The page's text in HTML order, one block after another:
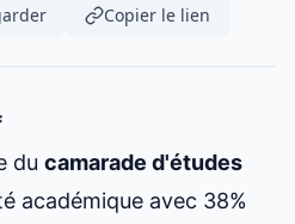
Copier le lien
ducamaraded'études
académique avec 38%